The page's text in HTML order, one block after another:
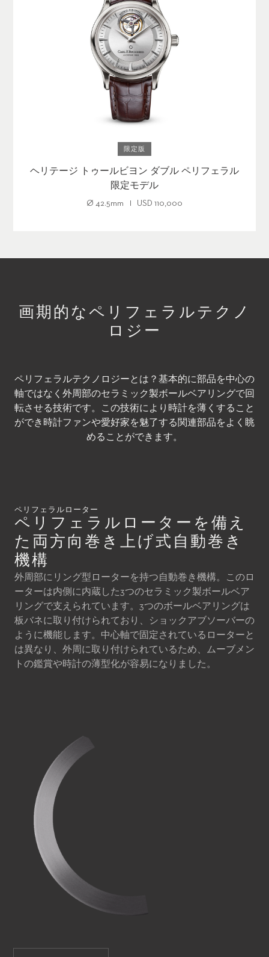
限定版
ヘリテージ トゥールビヨン ダブル ペリフェラル
限定モデル
Ø 42.5mm USD 110,000
画期的なペリフェラルテクノ
ロジー
ペリフェラルテクノロジーとは？基本的に部品を中心の
軸ではなく外周部のセラミック製ボールベアリングで回
転させる技術です。この技術により時計を薄くすること
ができ時計ファンや愛好家を魅了する関連部品をよく眺
めることができます。
ペリフェラルローター
ペリフェラルローターを備え
た両方向巻き上げ式自動巻き
機構
外周部にリング型ローターを持つ自動巻き機構。このロ
ーターは内側に内蔵した3つのセラミック製ボールベア
リングで支えられています。3つのボールベアリングは
板バネに取り付けられており、ショックアブソーバーの
ように機能します。中心軸で固定されているローターと
は異なり、外周に取り付けられているため、ムーブメン
トの鑑賞や時計の薄型化が容易になりました。